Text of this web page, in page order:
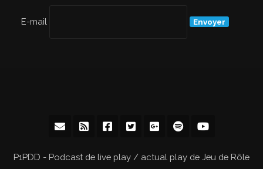
E-mail
P1PDD - Podcast de live play / actual play de Jeu de Rôle